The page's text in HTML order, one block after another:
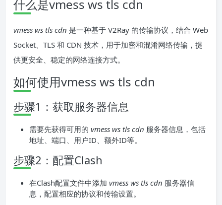
什么是vmess ws tls cdn
vmess ws tls cdn 是一种基于 V2Ray 的传输协议，结合 Web
Socket、TLS 和 CDN 技术，用于加密和混淆网络传输，提
供更安全、稳定的网络连接方式。
如何使用vmess ws tls cdn
步骤1：获取服务器信息
需要先获得可用的 vmess ws tls cdn 服务器信息，包括
地址、端口、用户ID、额外ID等。
步骤2：配置Clash
在Clash配置文件中添加 vmess ws tls cdn 服务器信
息，配置相应的协议和传输设置。